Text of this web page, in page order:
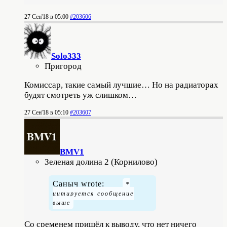
27 Сен'18 в 05:00 #203606
Solo333
Пригород
Комиссар, такие самый лучшие… Но на радиаторах
будят смотреть уж слишком…
27 Сен'18 в 05:10 #203607
BMV1
Зеленая долина 2 (Корнилово)
Саныч wrote:
Со сременем пришёл к выводу, что нет ничего